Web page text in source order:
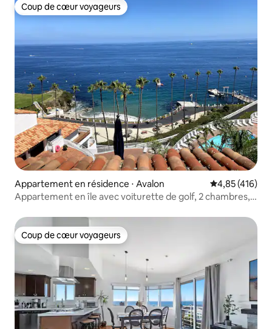
Coup de cœur voyageurs
Coup de cœur voyageurs
Appartement en résidence ⋅ Avalon Évaluation
4,85 (416)
Appartement en île avec voiturette de golf, 2 chambres, 2
Coup de cœur voyageurs
Coup de cœur voyageurs